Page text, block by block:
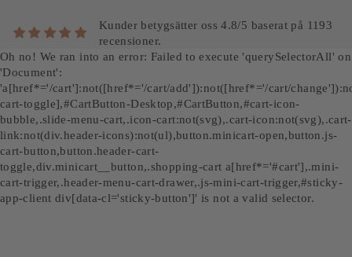
Kunder betygsätter oss 4.8/5 baserat på 1193
recensioner.
Oh no! We ran into an error: Failed to execute 'querySelectorAll' on
'Document':
'a[href*='/cart']:not([href*='/cart/add']):not([href*='/cart/
cart-toggle],#CartButton-Desktop,#CartButton,#cart-icon-
bubble,.slide-menu-cart,.icon-cart:not(svg),.cart-icon:not(svg),.cart-
link:not(div.header-icons):not(ul),button.minicart-open,button.js-
cart-button,button.header-cart-
toggle,div.minicart__button,.shopping-cart a[href*='#cart'],.mini-
cart-trigger,.header-menu-cart-drawer,.js-mini-cart-trigger,#sticky-
app-client div[data-cl='sticky-button']' is not a valid selector.